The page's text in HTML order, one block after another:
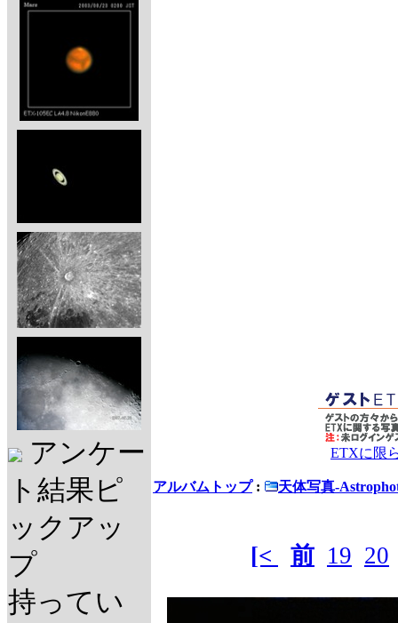
アンケー
ト結果ピ
ックアッ
プ
持ってい
ETXに限
アルバムトップ: 天体写真-
[< 前 19 20